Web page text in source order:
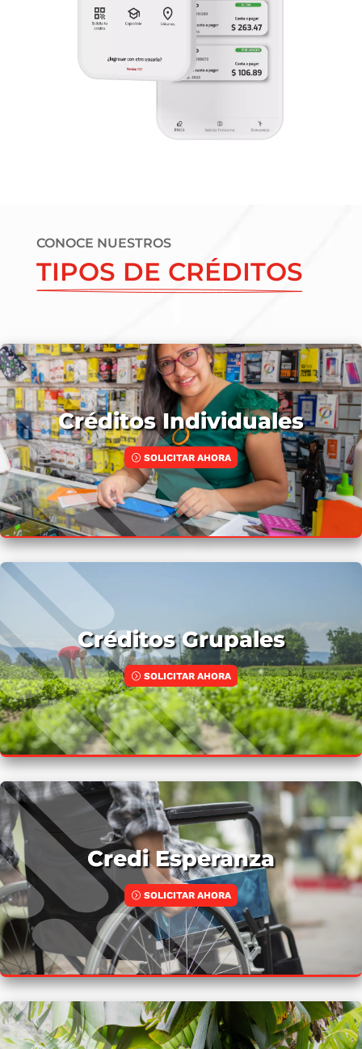
CONOCE NUESTROS
TIPOS DE CRÉDITOS
Créditos Individuales
SOLICITAR AHORA
Créditos Grupales
SOLICITAR AHORA
Credi Esperanza
SOLICITAR AHORA